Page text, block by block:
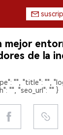
mejor
de la
"", "title": "",
"", "seo_url": "" }